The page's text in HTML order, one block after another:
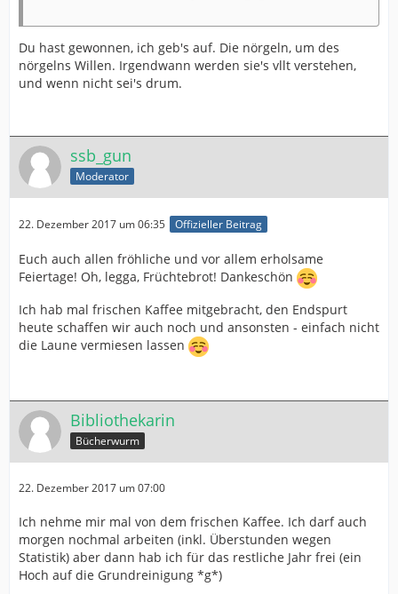
Du hast gewonnen, ich geb's auf. Die nörgeln, um des
nörgelns Willen. Irgendwann werden sie's vllt verstehen,
und wenn nicht sei's drum.
ssb_gun
Moderator
22. Dezember 2017 um 06:35 Offizieller Beitrag
Euch auch allen fröhliche und vor allem erholsame
Feiertage! Oh, legga, Früchtebrot! Dankeschön
Ich hab mal frischen Kaffee mitgebracht, den Endspurt
heute schaffen wir auch noch und ansonsten - einfach nicht
die Laune vermiesen lassen
Bibliothekarin
Bücherwurm
22. Dezember 2017 um 07:00
Ich nehme mir mal von dem frischen Kaffee. Ich darf auch
morgen nochmal arbeiten (inkl. Überstunden wegen
Statistik) aber dann hab ich für das restliche Jahr frei (ein
Hoch auf die Grundreinigung *g*)